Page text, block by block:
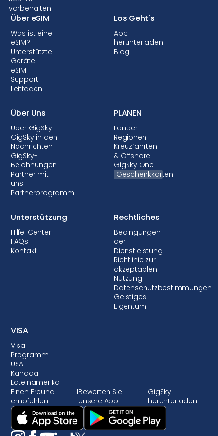
einen eSIM-Datentarif entscheiden. Einige
Anbieter können Ihr Gerät auch sperren, so
dass Sie keine eSIMs verwenden können.
Obwohl die Sperrung in den meisten Ländern
nicht erlaubt ist, ist sie fast immer mit
Postpaid-Tarifen verbunden, bei denen Ihr
Gerät finanziert wird.
vorbehalten.
Über eSIM
Was ist eine
eSIM?
Unterstützte
Geräte
eSIM-
Support-
Leitfaden
Los Geht's
App
herunterladen
Blog
Über Uns
Über GigSky
GigSky in den
Nachrichten
GigSky-
Belohnungen
Partner mit
uns
Partnerprogramm
PLANEN
Länder
Regionen
Kreuzfahrten
& Offshore
GigSky One
Geschenkkarten
Unterstützung
Hilfe-Center
FAQs
Kontakt
Rechtliches
Bedingungen
der
Dienstleistung
Richtlinie zur
akzeptablen
Nutzung
Datenschutzbestimmungen
Geistiges
Eigentum
VISA
Visa-
Programm
USA
Kanada
Lateinamerika
Einen Freund
empfehlen
IBewerten Sie
unsere App
IGigSky
herunterladen